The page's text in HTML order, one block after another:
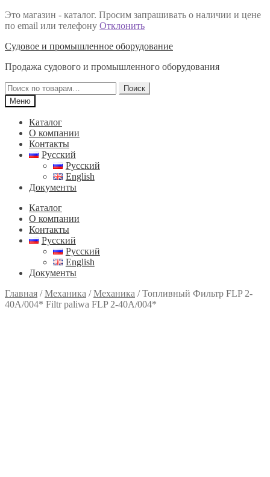
Это магазин - каталог. Просим запрашивать о наличии и цене
по email или телефону Отклонить
Перейти
навигации
Перейти
содержимому
Судовое и промышленное оборудование
Продажа судового и промышленного оборудования
Искать:
Поиск
Меню
Каталог
О компании
Контакты
Русский
Русский
English
Документы
Каталог
О компании
Контакты
Русский
Русский
English
Документы
Главная /Механика /Механика /Топливный Фильтр FLP 2-
40A/004* Filtr paliwa FLP 2-40A/004*